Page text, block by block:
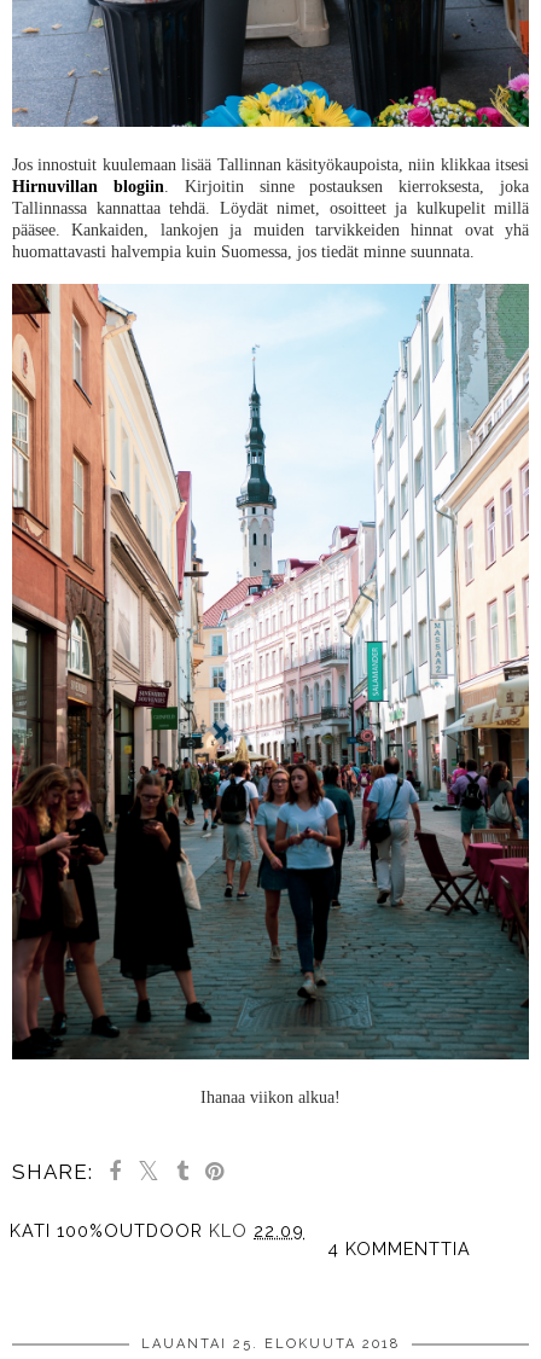
Jos innostuit kuulemaan lisää Tallinnan käsityökaupoista, niin klikkaa itsesi
Hirnuvillan blogiin. Kirjoitin sinne postauksen kierroksesta, joka
Tallinnassa kannattaa tehdä. Löydät nimet, osoitteet ja kulkupelit millä
pääsee. Kankaiden, lankojen ja muiden tarvikkeiden hinnat ovat yhä
huomattavasti halvempia kuin Suomessa, jos tiedät minne suunnata.
Ihanaa viikon alkua!
SHARE:
KATI 100%OUTDOOR KLO 22.09
4 KOMMENTTIA
LAUANTAI 25. ELOKUUTA 2018